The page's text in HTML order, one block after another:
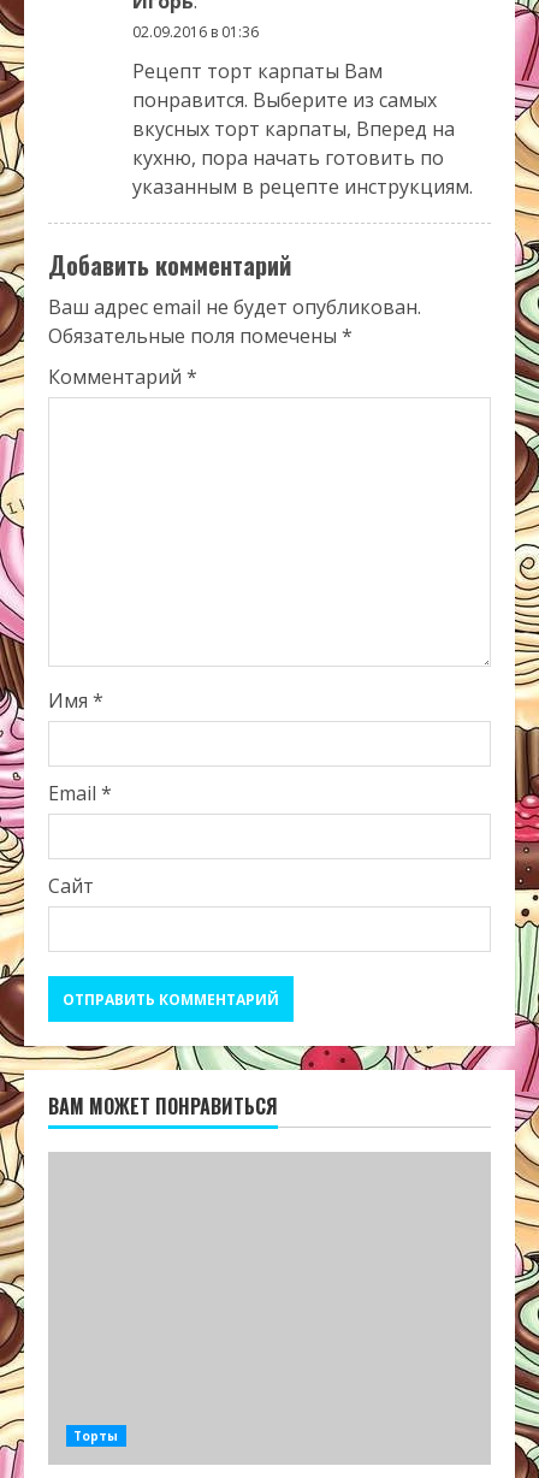
02.09.2016 в 01:36
Рецепт торт карпаты Вам
понравится. Выберите из самых
вкусных торт карпаты, Вперед на
кухню, пора начать готовить по
указанным в рецепте инструкциям.
Добавить комментарий
Ваш адрес email не будет опубликован.
Обязательные поля помечены *
Комментарий *
Имя *
Email *
Сайт
ВАМ МОЖЕТ ПОНРАВИТЬСЯ
Торты